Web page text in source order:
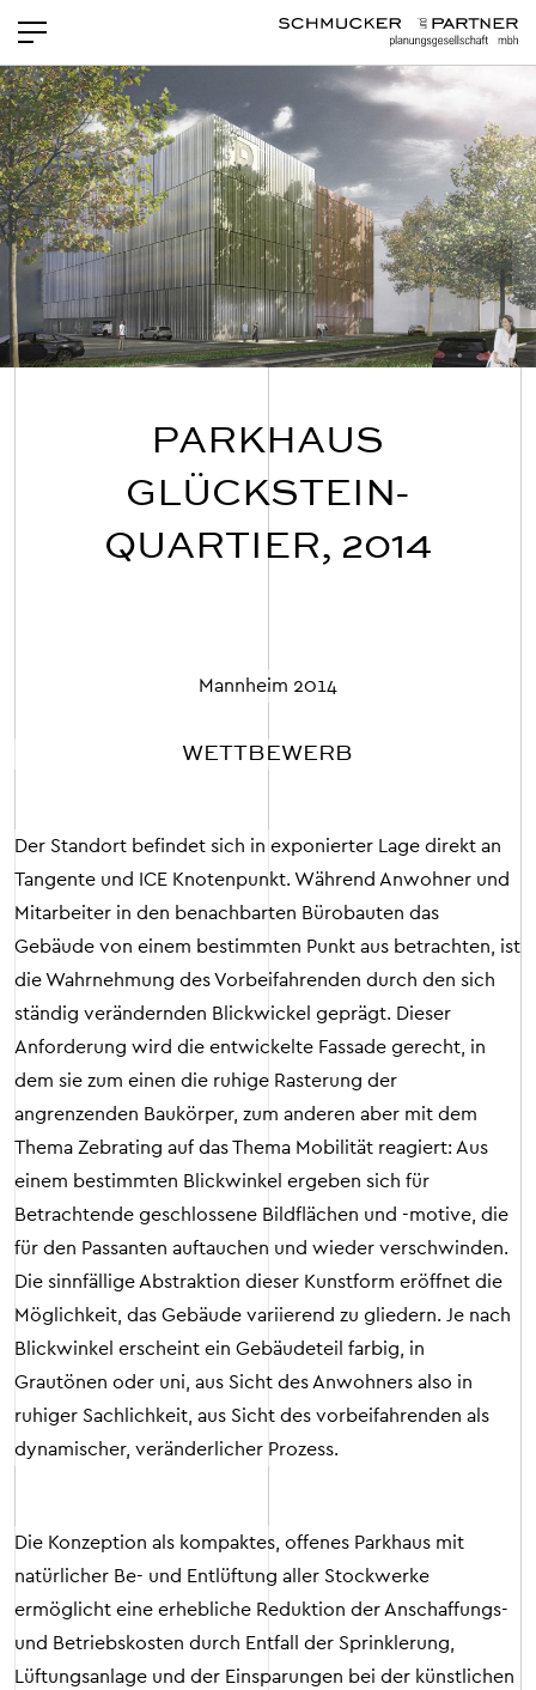
PROJEKTE
NEWS
LEISTUNGEN
TEAM
OFFENE STELLEN
PARKHAUS
GLÜCKSTEIN-
QUARTIER, 2014
Mannheim 2014
WETTBEWERB
Der Standort befindet sich in exponierter Lage direkt an
Tangente und ICE Knotenpunkt. Während Anwohner und
Mitarbeiter in den benachbarten Bürobauten das
Gebäude von einem bestimmten Punkt aus betrachten, ist
die Wahrnehmung des Vorbeifahrenden durch den sich
ständig verändernden Blickwickel geprägt. Dieser
Anforderung wird die entwickelte Fassade gerecht, in
dem sie zum einen die ruhige Rasterung der
angrenzenden Baukörper, zum anderen aber mit dem
Thema Zebrating auf das Thema Mobilität reagiert: Aus
einem bestimmten Blickwinkel ergeben sich für
Betrachtende geschlossene Bildflächen und -motive, die
für den Passanten auftauchen und wieder verschwinden.
Die sinnfällige Abstraktion dieser Kunstform eröffnet die
Möglichkeit, das Gebäude variierend zu gliedern. Je nach
Blickwinkel erscheint ein Gebäudeteil farbig, in
Grautönen oder uni, aus Sicht des Anwohners also in
ruhiger Sachlichkeit, aus Sicht des vorbeifahrenden als
dynamischer, veränderlicher Prozess.
Die Konzeption als kompaktes, offenes Parkhaus mit
natürlicher Be- und Entlüftung aller Stockwerke
ermöglicht eine erhebliche Reduktion der Anschaffungs-
und Betriebskosten durch Entfall der Sprinklerung,
Lüftungsanlage und der Einsparungen bei der künstlichen